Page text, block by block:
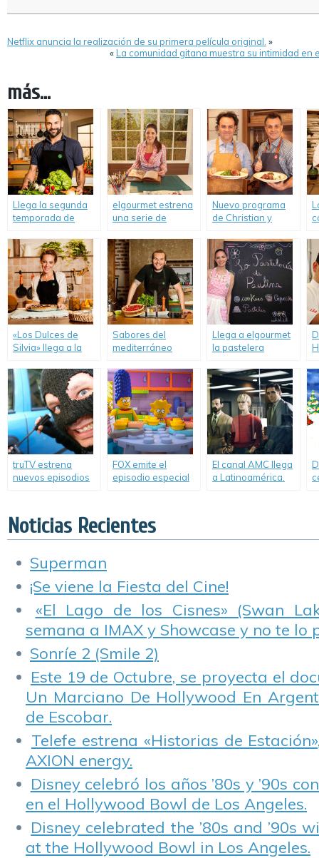
Netflix anuncia la realización de su primera película original. »
«La comunidad gitana muestra su intimidad en
más...
Llega la segunda
temporada de
elgourmet.
elgourmet estrena
una serie de
una vez…», con
Isabel Vermal.
Nuevo programa
de Christian y
en elgourmet.
«Los Dulces de
Silvia» llega a la
elgourmet.
Sabores del
mediterráneo
de elgourmet.
Llega a elgourmet
la pastelera
Paulina Abascal.
truTV estrena
nuevos episodios
FOX emite el
episodio especial
Lego.
El canal AMC llega
a Latinoamérica.
Noticias Recientes
Superman
¡Se viene la Fiesta del Cine!
«El Lago de los Cisnes» (Swan
semana a IMAX y Showcase y no te lo
Sonríe 2 (Smile 2)
Este 19 de Octubre, se proyecta el
Un Marciano De Hollywood En
de Escobar.
Telefe estrena «Historias de
AXION energy.
Disney celebró los años ’80s y ’90s
en el Hollywood Bowl de Los Angeles.
Disney celebrated the ’80s and ’90s
at the Hollywood Bowl in Los Angeles.